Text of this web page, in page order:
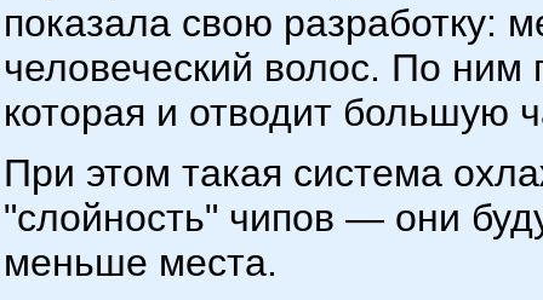
показала свою разработку:
человеческий волос. По ним
которая и отводит большую
При этом такая система
"слойность" чипов — они
меньше места.